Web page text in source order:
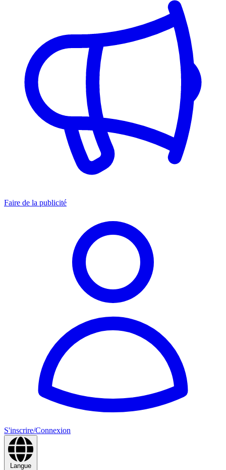
Faire de la publicité
S'inscrire/Connexion
Langue